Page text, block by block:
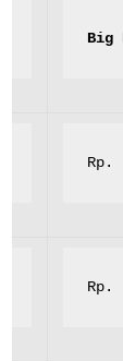
Big
Rp.
Rp.